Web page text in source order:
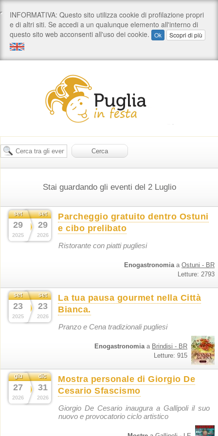
Stai guardando gli eventi del 2 Luglio
set
29
2025
set
29
2026
Parcheggio gratuito dentro Ostuni
e cibo prelibato
Ristorante con piatti pugliesi
Enogastronomiaa Ostuni - BR
Letture: 2793
set
23
2025
set
23
2026
La tua pausa gourmet nella Città
Bianca.
Pranzo e Cena tradizionali pugliesi
Enogastronomiaa Brindisi - BR
Letture: 915
giu
27
2026
dic
31
2026
Mostra personale di Giorgio De
Cesario Sfascismo
Giorgio De Cesario inaugura a Gallipoli il suo
nuovo e provocatorio ciclo artistico